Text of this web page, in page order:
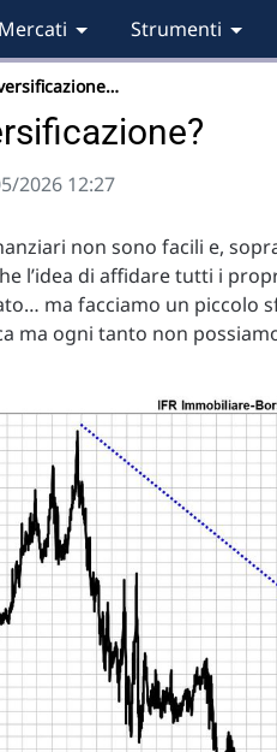
Mercati Strumenti
2026 12:27
non sono facili e,
l’idea di affidare tutti i
ma facciamo un piccolo
ma ogni tanto non